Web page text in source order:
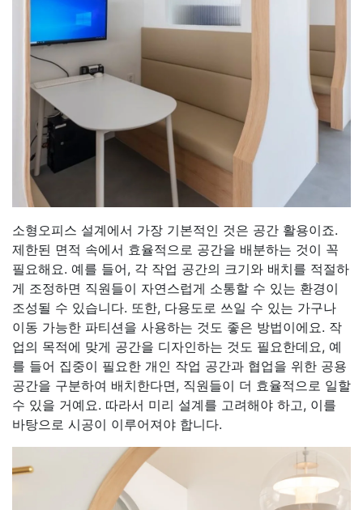
소형오피스 설계에서 가장 기본적인 것은 공간 활용이죠.
제한된 면적 속에서 효율적으로 공간을 배분하는 것이 꼭
필요해요. 예를 들어, 각 작업 공간의 크기와 배치를 적절하
게 조정하면 직원들이 자연스럽게 소통할 수 있는 환경이
조성될 수 있습니다. 또한, 다용도로 쓰일 수 있는 가구나
이동 가능한 파티션을 사용하는 것도 좋은 방법이에요. 작
업의 목적에 맞게 공간을 디자인하는 것도 필요한데요, 예
를 들어 집중이 필요한 개인 작업 공간과 협업을 위한 공용
공간을 구분하여 배치한다면, 직원들이 더 효율적으로 일할
수 있을 거예요. 따라서 미리 설계를 고려해야 하고, 이를
바탕으로 시공이 이루어져야 합니다.